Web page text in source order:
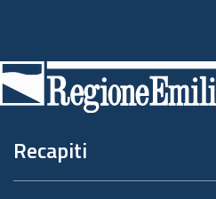
di
pagina
Recapiti